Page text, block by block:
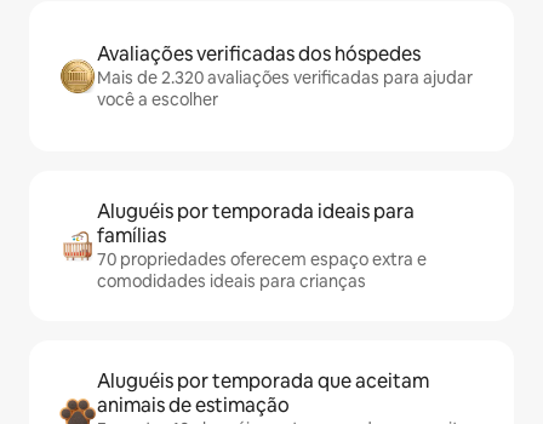
Avaliações verificadas dos hóspedes
Mais de 2.320 avaliações verificadas para ajudar
você a escolher
Aluguéis por temporada ideais para
famílias
70 propriedades oferecem espaço extra e
comodidades ideais para crianças
Aluguéis por temporada que aceitam
animais de estimação